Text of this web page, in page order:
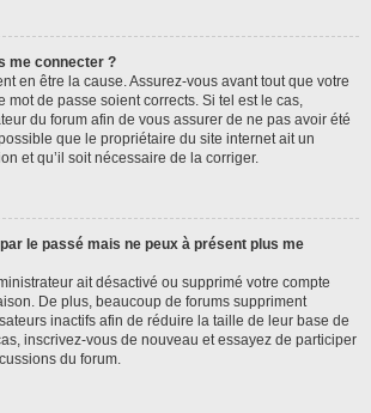
me connecter ?
en être la cause. Assurez-vous avant tout que votre
mot de passe soient corrects. Si tel est le cas,
du forum afin de vous assurer de ne pas avoir été
que le propriétaire du site internet ait un
et qu’il soit nécessaire de la corriger.
le passé mais ne peux à présent plus me
ait désactivé ou supprimé votre compte
De plus, beaucoup de forums suppriment
inactifs afin de réduire la taille de leur base de
inscrivez-vous de nouveau et essayez de participer
du forum.